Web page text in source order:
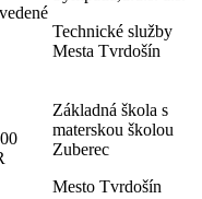
Technické služby
Mesta Tvrdošín
Základná škola s
materskou školou
Zuberec
Mesto Tvrdošín